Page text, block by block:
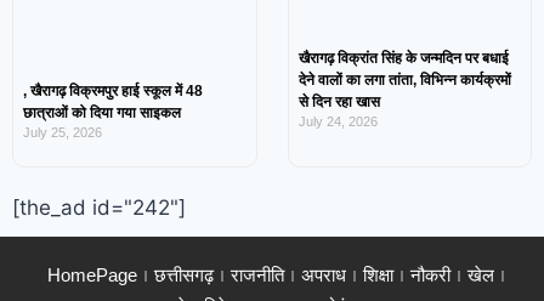
, खैरागढ़ विक्रमपुर हाई स्कूल में 48
छात्राओं को दिया गया साइकल
July 25, 2026
खैरागढ़ विक्रांत सिंह के जन्मदिन पर बधाई
देने वालों का लगा तांता, विभिन्न कार्यक्रमों
से दिन रहा खास
July 24, 2026
[the_ad id="242"]
HomePage छत्तीसगढ़ राजनीति अपराध शिक्षा नौकरी
खेल